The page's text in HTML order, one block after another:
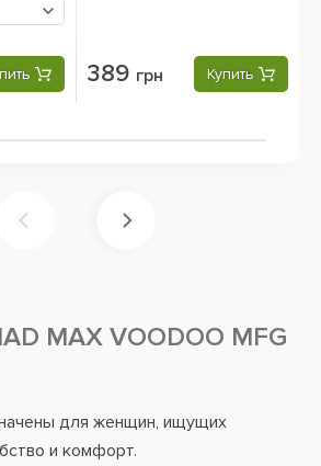
389 грн Купить
MAX VOODOO MFG
для женщин, ищущих
и комфорт.